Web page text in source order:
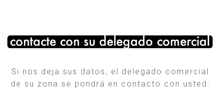
Si nos deja sus datos, el delegado comercial
de su zona se pondrá en contacto con usted: